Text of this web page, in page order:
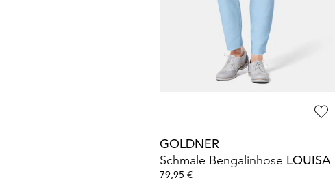
GOLDNER
Pflegeleichte Bengalinhose
30-Tage-Bestpreis**: 69,95 € (-14%)
GOLDNER
Schmale Bengalinhose LOUISA
79,95 €